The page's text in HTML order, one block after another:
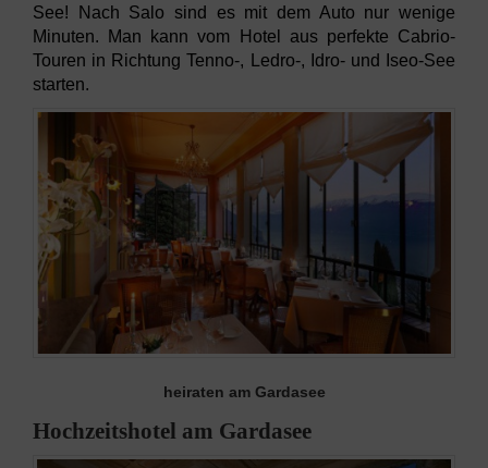
See! Nach Salo sind es mit dem Auto nur wenige
Minuten. Man kann vom Hotel aus perfekte Cabrio-
Touren in Richtung Tenno-, Ledro-, Idro- und Iseo-See
starten.
heiraten am Gardasee
Hochzeitshotel am Gardasee